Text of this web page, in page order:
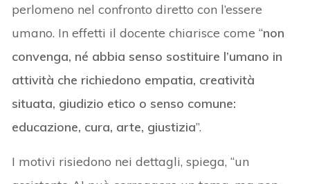
perlomeno nel confronto diretto con l’essere
umano. In effetti il docente chiarisce come “non
convenga, né abbia senso sostituire l’umano in
attività che richiedono empatia, creatività
situata, giudizio etico o senso comune:
educazione, cura, arte, giustizia”.
I motivi risiedono nei dettagli, spiega, “un